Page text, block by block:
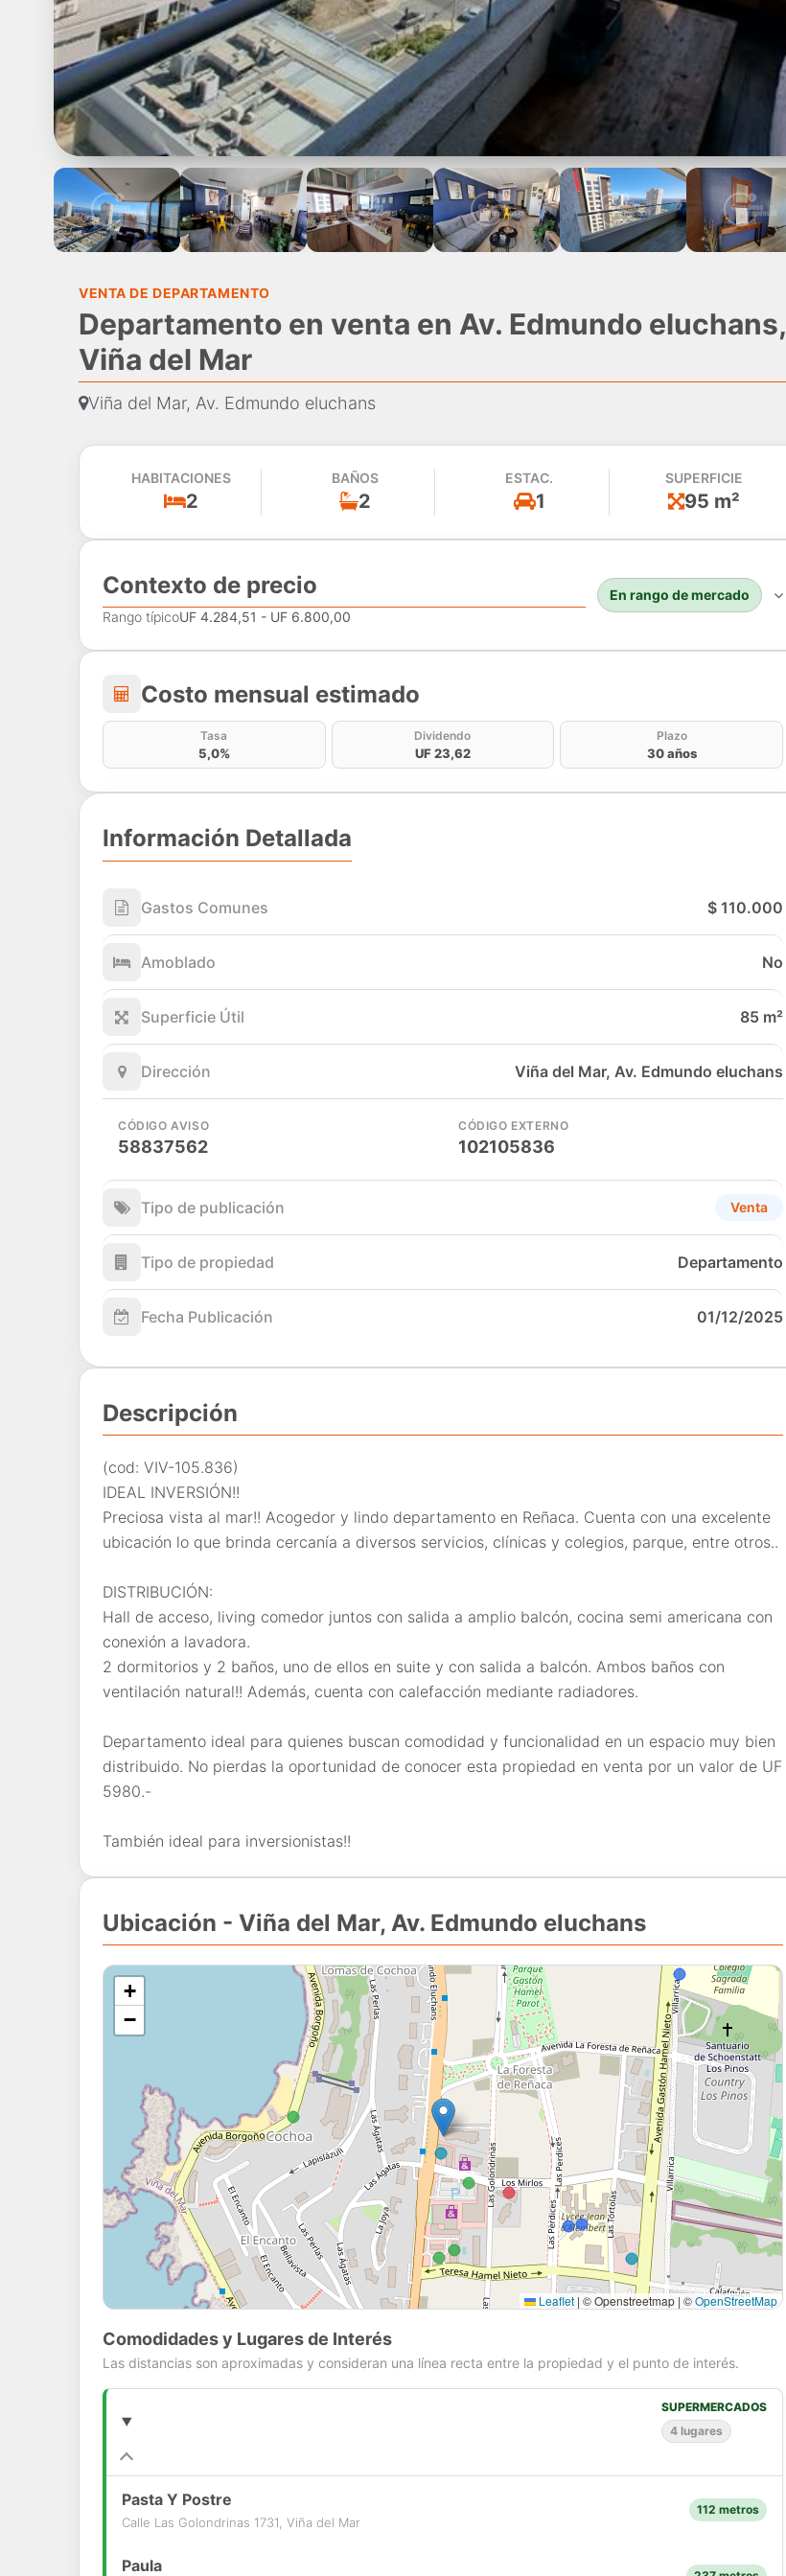
VENTA DE DEPARTAMENTO
Departamento en venta en Av. Edmundo eluchans,
Viña del Mar
Viña del Mar, Av. Edmundo eluchans
HABITACIONES
2
BAÑOS
2
ESTAC.
1
SUPERFICIE
95 m²
Contexto de precio
Rango típicoUF 4.284,51 - UF 6.800,00
En rango de mercado
Costo mensual estimado
Costo mensual estimado
Tasa
5,0%
Dividendo
UF 23,62
Plazo
30 años
Información Detallada
Gastos Comunes $ 110.000
Amoblado No
Superficie Útil 85 m²
Dirección Viña del Mar, Av. Edmundo eluchans
CÓDIGO AVISO
58837562
CÓDIGO EXTERNO
102105836
Tipo de publicación Venta
Tipo de propiedad Departamento
Fecha Publicación 01/12/2025
Descripción
(cod: VIV-105.836)
IDEAL INVERSIÓN!!
Preciosa vista al mar!! Acogedor y lindo departamento en Reñaca. Cuenta con una excelente
ubicación lo que brinda cercanía a diversos servicios, clínicas y colegios, parque, entre otros..
DISTRIBUCIÓN:
Hall de acceso, living comedor juntos con salida a amplio balcón, cocina semi americana con
conexión a lavadora.
2 dormitorios y 2 baños, uno de ellos en suite y con salida a balcón. Ambos baños con
ventilación natural!! Además, cuenta con calefacción mediante radiadores.
Departamento ideal para quienes buscan comodidad y funcionalidad en un espacio muy bien
distribuido. No pierdas la oportunidad de conocer esta propiedad en venta por un valor de UF
5980.-
También ideal para inversionistas!!
Ubicación - Viña del Mar, Av. Edmundo eluchans
+
−
Leaflet | © Openstreetmap | ©OpenStreetMap
Comodidades y Lugares de Interés
Las distancias son aproximadas y consideran una línea recta entre la propiedad y el punto de interés.
SUPERMERCADOS
4 lugares
Pasta Y Postre
Calle Las Golondrinas 1731, Viña del Mar
112 metros
Paula